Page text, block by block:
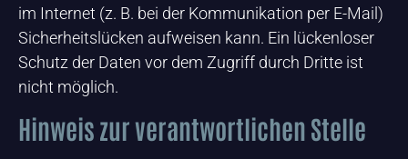
im Internet (z. B. bei der Kommunikation per E-Mail)
Sicherheitslücken aufweisen kann. Ein lückenloser
Schutz der Daten vor dem Zugriff durch Dritte ist
nicht möglich.
Hinweis zur verantwortlichen Stelle